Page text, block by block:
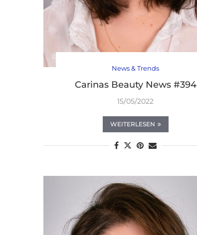
News & Trends
Carinas Beauty News #394
15/05/2022
WEITERLESEN